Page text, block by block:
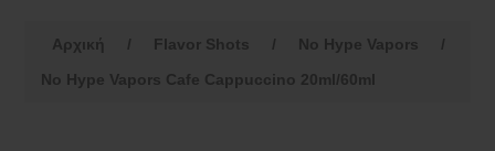
Αρχική / Flavor Shots / No Hype Vapors
/
No Hype Vapors Cafe Cappuccino 20ml/60ml